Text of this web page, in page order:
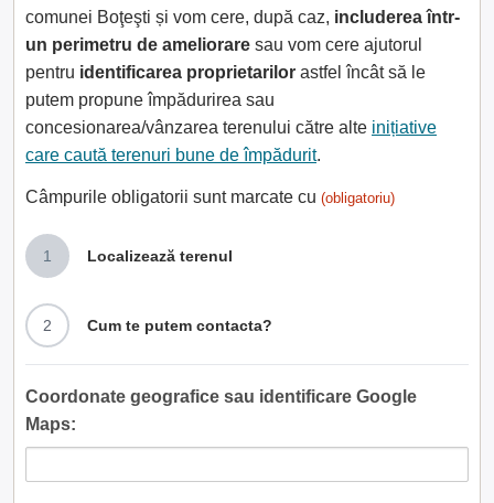
comunei Boţeşti și vom cere, după caz, includerea într-
un perimetru de ameliorare sau vom cere ajutorul
pentru identificarea proprietarilor astfel încât să le
putem propune împădurirea sau
concesionarea/vânzarea terenului către alte inițiative
care caută terenuri bune de împădurit.
Câmpurile obligatorii sunt marcate cu (obligatoriu)
1 Localizează terenul
2 Cum te putem contacta?
Coordonate geografice sau identificare Google
Maps: